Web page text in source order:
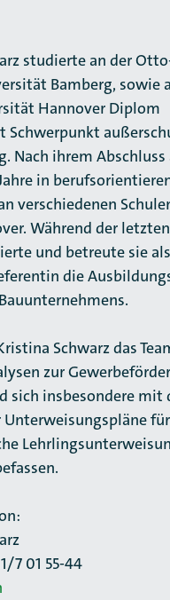
studierte an der
Bamberg, sowie
Hannover Diplom
Schwerpunkt
Nach ihrem
in
verschiedenen
Während der
und betreute sie als
die
Schwarz das
zur
sich insbesondere mit
Unterweisungspläne
7 01 55-44